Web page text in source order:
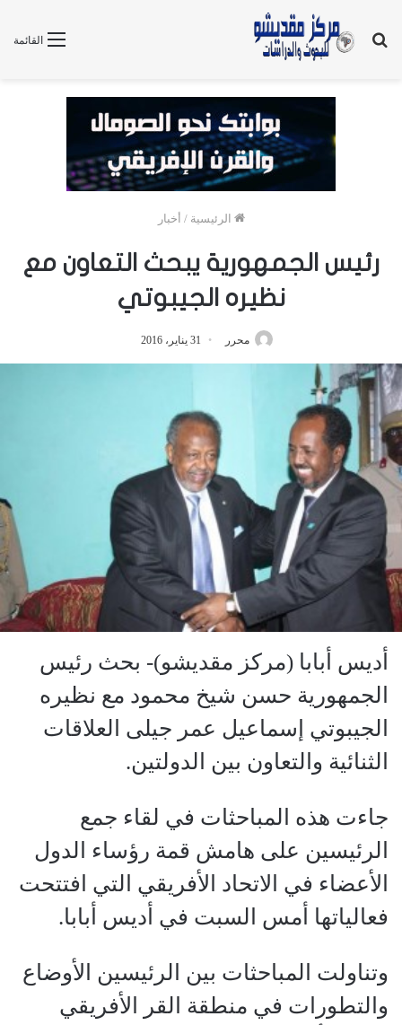
القائمة
بحث
الرئيسية / أخبار
رئيس الجمهورية يبحث التعاون مع
نظيره الجيبوتي
محرر 31 يناير، 2016
أديس أبابا (مركز مقديشو)- بحث رئيس
الجمهورية حسن شيخ محمود مع نظيره
الجيبوتي إسماعيل عمر جيلى العلاقات
الثنائية والتعاون بين الدولتين.
جاءت هذه المباحثات في لقاء جمع
الرئيسين على هامش قمة رؤساء الدول
الأعضاء في الاتحاد الأفريقي التي افتتحت
فعالياتها أمس السبت في أديس أبابا.
وتناولت المباحثات بين الرئيسين الأوضاع
والتطورات في منطقة القر الأفريقي